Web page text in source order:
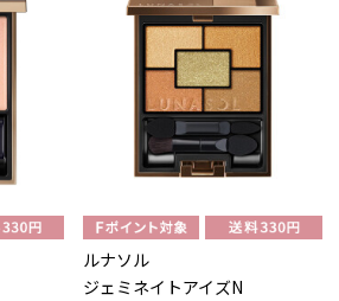
ルナソル
ジェミネイトアイズN